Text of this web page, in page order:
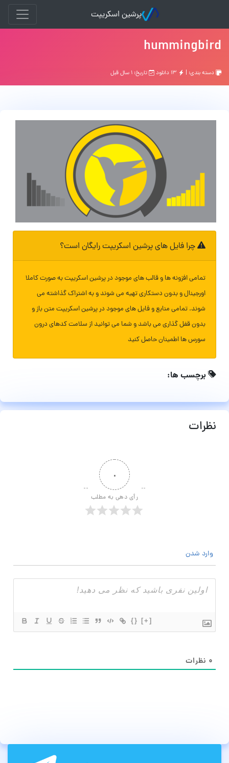
پرشین اسکریپت
hummingbird
دسته بندی: | تاریخ: ۱ سال قبل
چرا فایل های پرشین اسکریپت رایگان است؟
تمامی افزونه ها و قالب های موجود در پرشین اسکریپت به صورت کاملا
اورجینال و بدون دستکاری تهیه می شوند و به اشتراک گذاشته می
شوند. تمامی منابع و فایل های موجود در پرشین اسکریپت متن باز و
بدون قفل گذاری می باشد و شما می توانید از سلامت کدهای درون
سورس ها اطمینان حاصل کنید
برچسب ها:
نظرات
۰
رأی دهی به مطلب
وارد شدن
{} [+]
۰ نظرات